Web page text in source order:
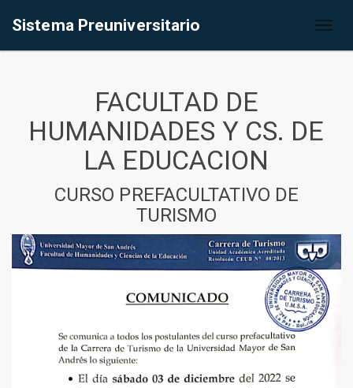
Sistema Preuniversitario
FACULTAD DE
HUMANIDADES Y CS. DE
LA EDUCACION
CURSO PREFACULTATIVO DE
TURISMO